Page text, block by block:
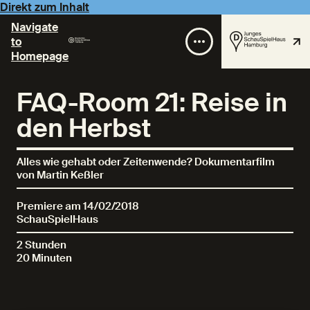
Direkt zum Inhalt
Navigate
to
Homepage
FAQ-Room 21: Reise in
den Herbst
Alles wie gehabt oder Zeitenwende? Dokumentarfilm
von Martin Keßler
Premiere am 14/02/2018
SchauSpielHaus
2 Stunden
20 Minuten